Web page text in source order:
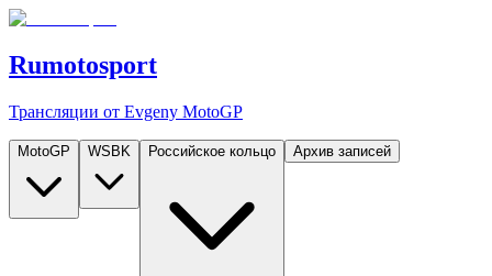
Rumotosport
Трансляции от Evgeny MotoGP
MotoGP WSBK Российское кольцо Архив записей